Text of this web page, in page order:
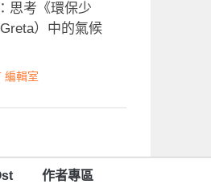
思考《環保少
）中的氣候
編輯室
作者專區